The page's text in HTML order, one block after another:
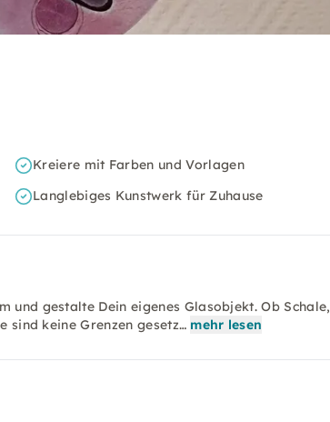
Kreiere mit Farben und Vorlagen
Langlebiges Kunstwerk für Zuhause
gestalte Dein eigenes Glasobjekt. Ob Schale,
sind keine Grenzen gesetz… mehr lesen